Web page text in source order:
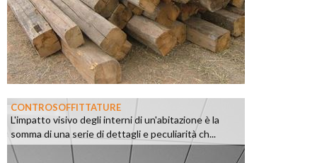
CONTROSOFFITTATURE
L'impatto visivo degli interni di un'abitazione è la
somma di una serie di dettagli e peculiarità ch...